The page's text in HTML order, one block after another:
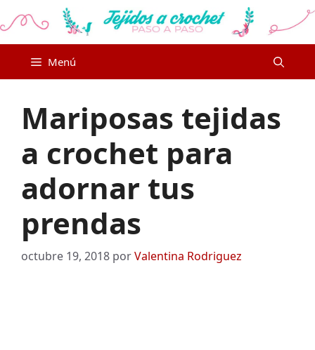
al
Menú
Mariposas tejidas
a crochet para
adornar tus
prendas
octubre 19, 2018 porValentina Rodriguez